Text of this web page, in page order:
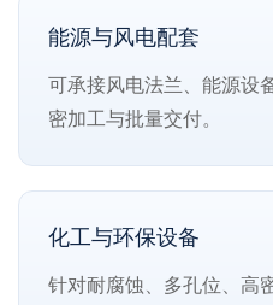
能源与风电配套
可承接风电法兰、能源设
密加工与批量交付。
化工与环保设备
针对耐腐蚀、多孔位、高